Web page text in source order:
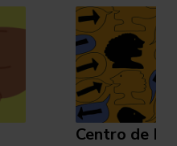
Centro de